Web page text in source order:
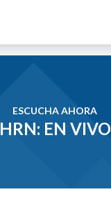
ESCUCHA AHORA
HRN: EN VIVO